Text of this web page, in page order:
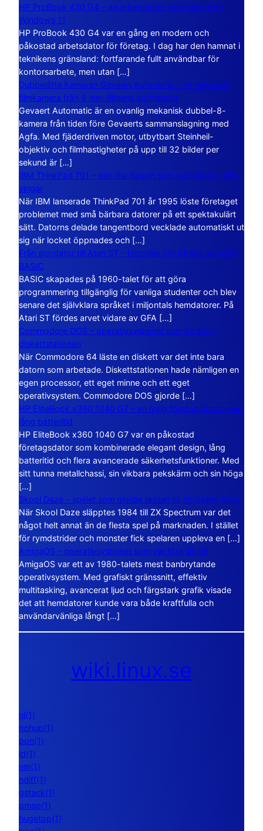
HP ProBook 430 G4 – en arbetsdator från tiden före
Windows 11
HP ProBook 430 G4 var en gång en modern och
påkostad arbetsdator för företag. I dag har den hamnat i
teknikens gränsland: fortfarande fullt användbar för
kontorsarbete, men utan […]
Dubbelåtta Kameran Gevaert Automatic – en mekanisk
filmkamera från 8 mm-filmens storhetstid
Gevaert Automatic är en ovanlig mekanisk dubbel-8-
kamera från tiden före Gevaerts sammanslagning med
Agfa. Med fjäderdriven motor, utbytbart Steinheil-
objektiv och filmhastigheter på upp till 32 bilder per
sekund är […]
IBM ThinkPad 701 – den lilla datorn som vecklade ut sina
vingar
När IBM lanserade ThinkPad 701 år 1995 löste företaget
problemet med små bärbara datorer på ett spektakulärt
sätt. Datorns delade tangentbord vecklade automatiskt ut
sig när locket öppnades och […]
Från stordator till Atari ST – historien om BASIC och GFA
BASIC
BASIC skapades på 1960-talet för att göra
programmering tillgänglig för vanliga studenter och blev
senare det självklara språket i miljontals hemdatorer. På
Atari ST fördes arvet vidare av GFA […]
Commodore DOS – operativsystemet som bodde i
diskettstationen
När Commodore 64 läste en diskett var det inte bara
datorn som arbetade. Diskettstationen hade nämligen en
egen processor, ett eget minne och ett eget
operativsystem. Commodore DOS gjorde […]
HP EliteBook x360 1040 G7 – en lyxig företagsdator med
lång batteritid
HP EliteBook x360 1040 G7 var en påkostad
företagsdator som kombinerade elegant design, lång
batteritid och flera avancerade säkerhetsfunktioner. Med
sitt tunna metallchassi, sin vikbara pekskärm och sin höga
[…]
Skool Daze – spelet som gjorde skolan till ett öppet kaos
När Skool Daze släpptes 1984 till ZX Spectrum var det
något helt annat än de flesta spel på marknaden. I stället
för rymdstrider och monster fick spelaren uppleva en […]
AmigaOS – operativsystemet som var före sin tid
AmigaOS var ett av 1980-talets mest banbrytande
operativsystem. Med grafiskt gränssnitt, effektiv
multitasking, avancerat ljud och färgstark grafik visade
det att hemdatorer kunde vara både kraftfulla och
användarvänliga långt […]
wiki.linux.se
nl(1)
nohup(1)
pon(1)
ld(1)
nm(1)
ndiff(1)
gstack(1)
pmap(1)
hugetop(1)